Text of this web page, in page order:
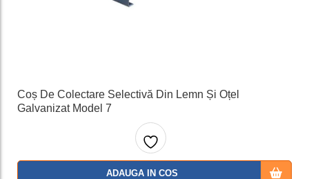
Coș De Colectare Selectivă Din Lemn Și Oțel
Galvanizat Model 7
Adaug
ADAUGA IN COS